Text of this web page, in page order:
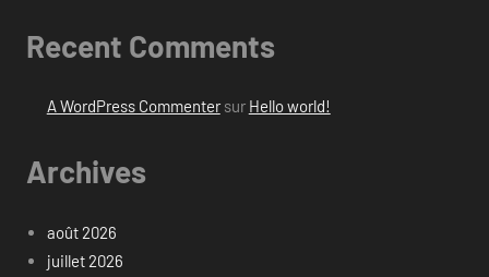
Recent Comments
A WordPress Commentersur Hello world!
Archives
août 2026
juillet 2026